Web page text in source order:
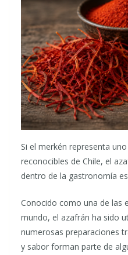
Si el merkén representa
reconocibles de Chile, el
dentro de la gastronomía
Conocido como una de las
mundo, el azafrán ha sido
numerosas preparaciones
y sabor forman parte de